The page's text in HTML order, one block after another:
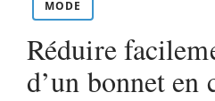
MODE
Réduire
d’un bonnet en